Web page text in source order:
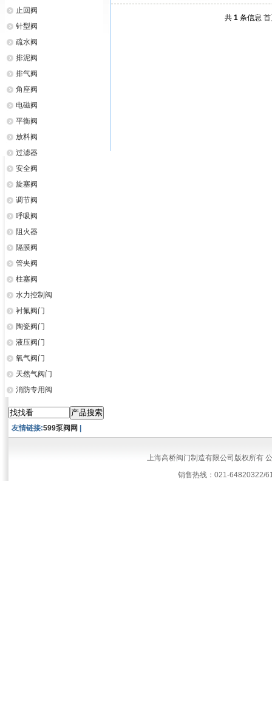
止回阀
针型阀
疏水阀
排泥阀
排气阀
角座阀
电磁阀
平衡阀
放料阀
过滤器
安全阀
旋塞阀
调节阀
呼吸阀
阻火器
隔膜阀
管夹阀
柱塞阀
水力控制阀
衬氟阀门
陶瓷阀门
液压阀门
氧气阀门
天然气阀门
消防专用阀
共 1 条信息
友情链接:599泵阀网
上海高桥阀门制造有限公司版权所有
销售热线：021-64820322/